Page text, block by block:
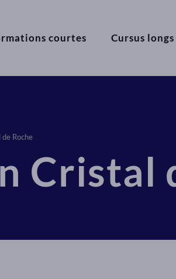
courtes Cursus longs
Roche
Cristal